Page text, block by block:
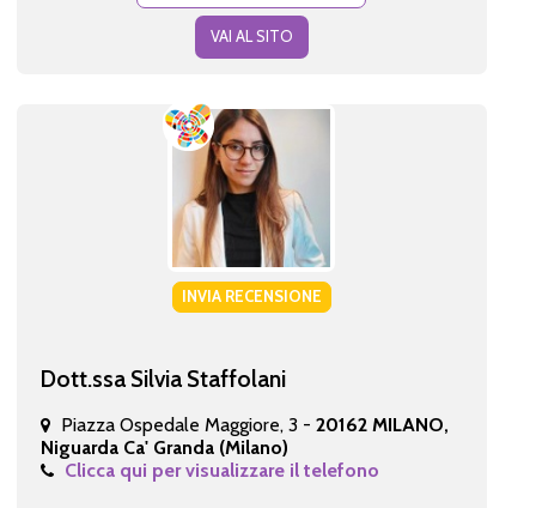
VAI AL SITO
INVIA RECENSIONE
Dott.ssa Silvia Staffolani
Piazza Ospedale Maggiore, 3 - 20162 MILANO,
Niguarda Ca' Granda (Milano)
Clicca qui per visualizzare il telefono